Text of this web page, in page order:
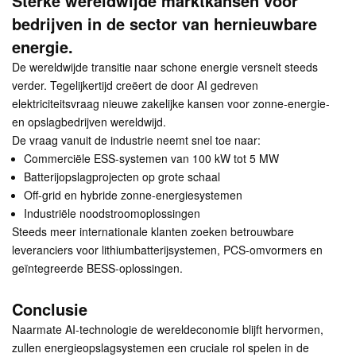
bedrijven in de sector van hernieuwbare
energie.
De wereldwijde transitie naar schone energie versnelt steeds
verder. Tegelijkertijd creëert de door AI gedreven
elektriciteitsvraag nieuwe zakelijke kansen voor zonne-energie-
en opslagbedrijven wereldwijd.
De vraag vanuit de industrie neemt snel toe naar:
Commerciële ESS-systemen van 100 kW tot 5 MW
Batterijopslagprojecten op grote schaal
Off-grid en hybride zonne-energiesystemen
Industriële noodstroomoplossingen
Steeds meer internationale klanten zoeken betrouwbare
leveranciers voor lithiumbatterijsystemen, PCS-omvormers en
geïntegreerde BESS-oplossingen.
Conclusie
Naarmate AI-technologie de wereldeconomie blijft hervormen,
zullen energieopslagsystemen een cruciale rol spelen in de